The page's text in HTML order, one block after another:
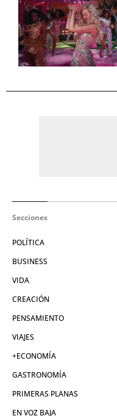
Secciones
POLÍTICA
BUSINESS
VIDA
CREACIÓN
PENSAMIENTO
VIAJES
+ECONOMÍA
GASTRONOMÍA
PRIMERAS PLANAS
EN VOZ BAJA